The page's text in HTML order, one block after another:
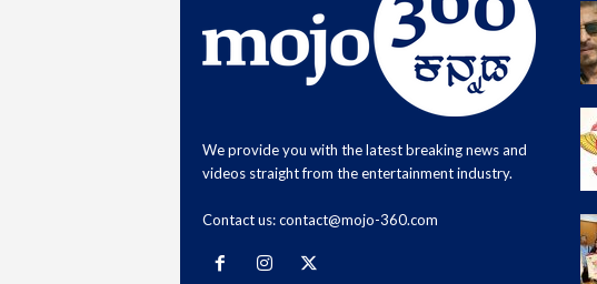
We provide you with the latest breaking news and
videos straight from the entertainment industry.
Contact us:contact@mojo-360.com